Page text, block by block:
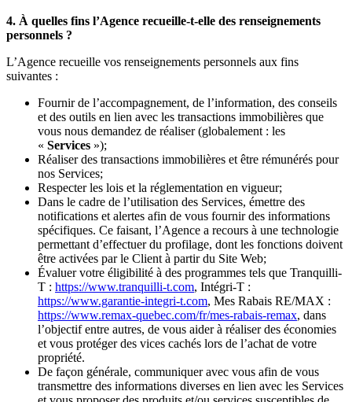
4. À quelles fins l’Agence recueille-t-elle des renseignements
personnels ?
L’Agence recueille vos renseignements personnels aux fins
suivantes :
Fournir de l’accompagnement, de l’information, des conseils
et des outils en lien avec les transactions immobilières que
vous nous demandez de réaliser (globalement : les
« Services »);
Réaliser des transactions immobilières et être rémunérés pour
nos Services;
Respecter les lois et la réglementation en vigueur;
Dans le cadre de l’utilisation des Services, émettre des
notifications et alertes afin de vous fournir des informations
spécifiques. Ce faisant, l’Agence a recours à une technologie
permettant d’effectuer du profilage, dont les fonctions doivent
être activées par le Client à partir du Site Web;
Évaluer votre éligibilité à des programmes tels que Tranquilli-
T : https://www.tranquilli-t.com, Intégri-T :
https://www.garantie-integri-t.com, Mes Rabais RE/MAX :
https://www.remax-quebec.com/fr/mes-rabais-remax, dans
l’objectif entre autres, de vous aider à réaliser des économies
et vous protéger des vices cachés lors de l’achat de votre
propriété.
De façon générale, communiquer avec vous afin de vous
transmettre des informations diverses en lien avec les Services